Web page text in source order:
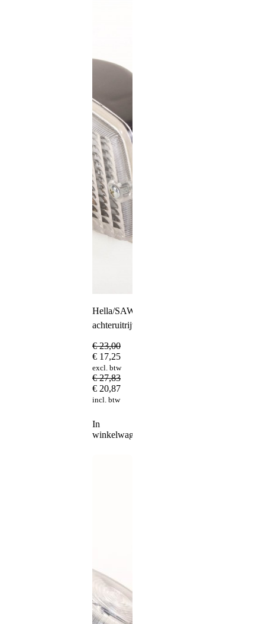
Hella/SAW
achteruitrijverlichting
€23,00
€ 17,25
excl. btw
€27,83
€ 20,87
incl. btw
In
winkelwagen